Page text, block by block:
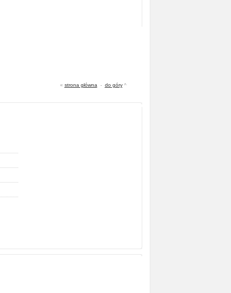
« strona główna - do góry^